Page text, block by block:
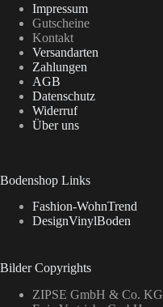
Impressum
Gutscheine
Kontakt
Versandarten
Zahlungen
AGB
Datenschutz
Widerruf
Über uns
Bodenshop Links
Fashion-WohnTrend
DesignVinylBoden
Bilder Copyrights
ZIPSE GmbH & Co. KG